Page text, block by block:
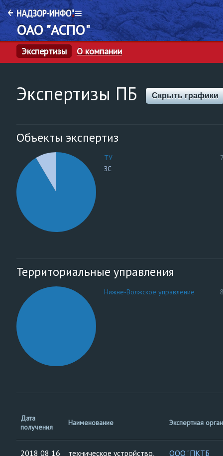
ОАО "АСПО"
Экспертизы О компании
Экспертизы ПБ Скрыть графики
Объекты экспертиз
ТУ
ЗС
Территориальные управления
Нижне-Волжское управление
Дата
получения
Наименование Экспертная
2018 08 16
техническое устройство,
ООО "ПКТБ